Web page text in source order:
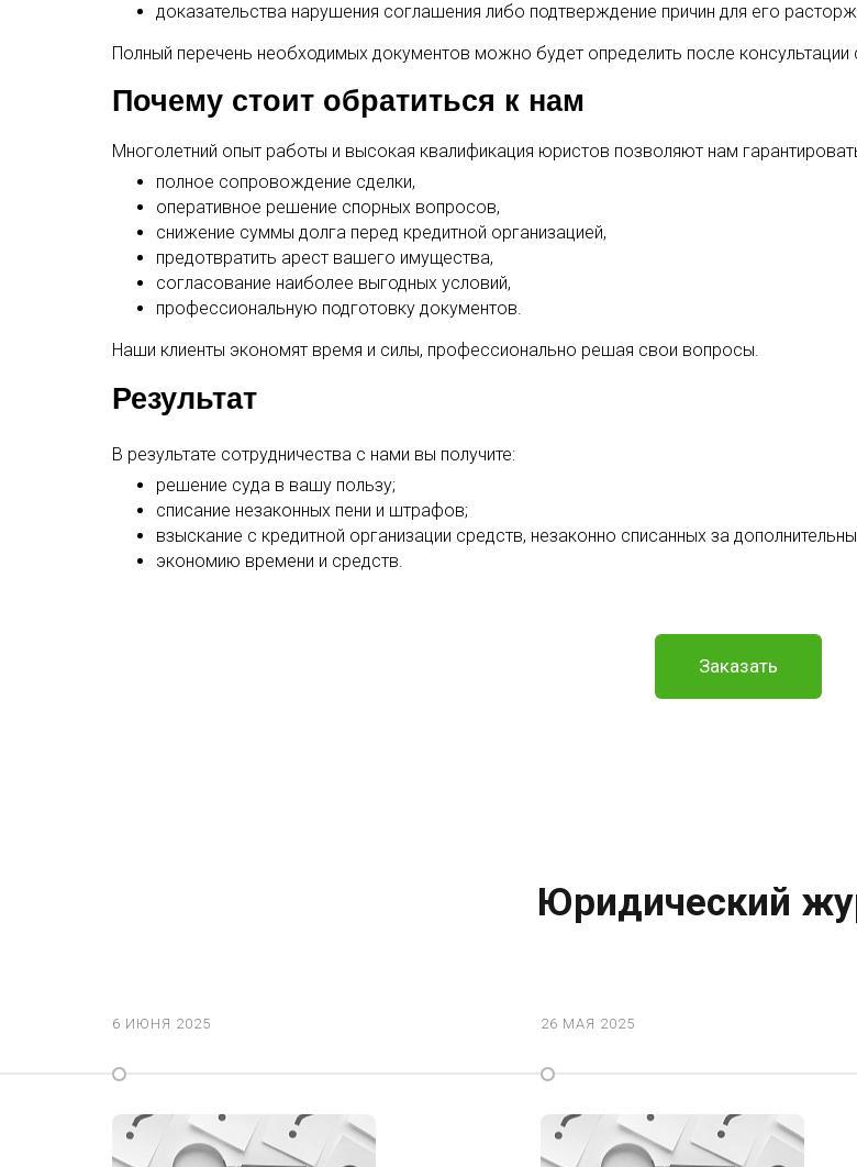
доказательства нарушения соглашения либо подтверждение причин для его
Полный перечень необходимых документов можно будет определить после
Почему стоит обратиться к нам
Многолетний опыт работы и высокая квалификация юристов позволяют нам
полное сопровождение сделки,
оперативное решение спорных вопросов,
снижение суммы долга перед кредитной организацией,
предотвратить арест вашего имущества,
согласование наиболее выгодных условий,
профессиональную подготовку документов.
Наши клиенты экономят время и силы, профессионально решая свои вопросы.
Результат
В результате сотрудничества с нами вы получите:
решение суда в вашу пользу;
списание незаконных пени и штрафов;
взыскание с кредитной организации средств, незаконно списанных за
экономию времени и средств.
Заказать
Юридический
6 ИЮНЯ 2025 26 МАЯ 2025